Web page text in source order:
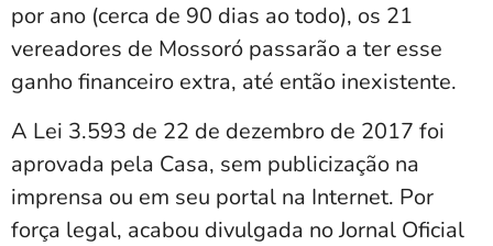
por ano (cerca de 90 dias ao todo), os 21
vereadores de Mossoró passarão a ter esse
ganho financeiro extra, até então inexistente.
A Lei 3.593 de 22 de dezembro de 2017 foi
aprovada pela Casa, sem publicização na
imprensa ou em seu portal na Internet. Por
força legal, acabou divulgada no Jornal Oficial